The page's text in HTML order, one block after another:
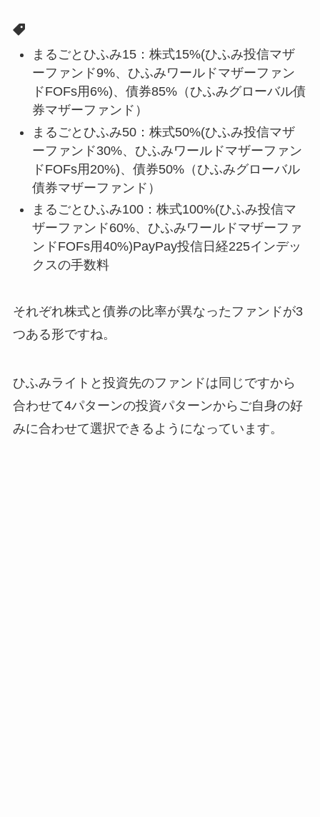
まるごとひふみ15：株式15%(ひふみ投信マザ
ーファンド9%、ひふみワールドマザーファン
ドFOFs用6%)、債券85%（ひふみグローバル債
券マザーファンド）
まるごとひふみ50：株式50%(ひふみ投信マザ
ーファンド30%、ひふみワールドマザーファン
ドFOFs用20%)、債券50%（ひふみグローバル
債券マザーファンド）
まるごとひふみ100：株式100%(ひふみ投信マ
ザーファンド60%、ひふみワールドマザーファ
ンドFOFs用40%)PayPay投信日経225インデッ
クスの手数料
それぞれ株式と債券の比率が異なったファンドが3
つある形ですね。
ひふみライトと投資先のファンドは同じですから
合わせて4パターンの投資パターンからご自身の好
みに合わせて選択できるようになっています。